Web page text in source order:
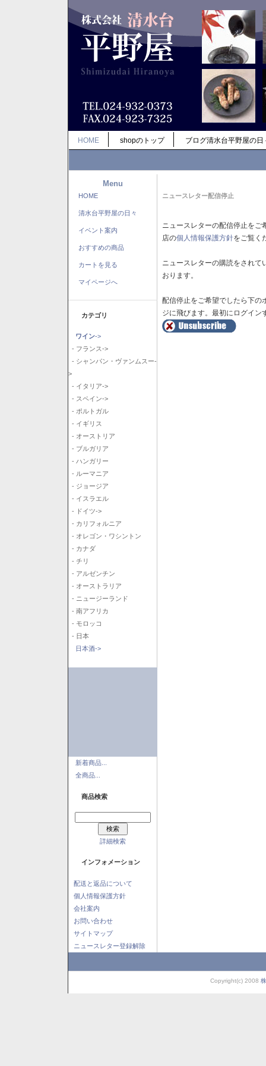
HOME shopのトップ ブログ清水台平野屋の日
Menu
HOME
清水台平野屋の日々
イベント案内
おすすめの商品
カートを見る
マイページへ
カテゴリ
ワイン->
- フランス->
- シャンパン・ヴァンムスー-
>
- イタリア->
- スペイン->
- ポルトガル
- イギリス
- オーストリア
- ブルガリア
- ハンガリー
- ルーマニア
- ジョージア
- イスラエル
- ドイツ->
- カリフォルニア
- オレゴン・ワシントン
- カナダ
- チリ
- アルゼンチン
- オーストラリア
- ニュージーランド
- 南アフリカ
- モロッコ
- 日本
日本酒->
新着商品...
全商品...
商品検索
詳細検索
インフォメーション
配送と返品について
個人情報保護方針
会社案内
お問い合わせ
サイトマップ
ニュースレター登録解除
ニュースレター配信停止
ニュースレターの配信停止を
店の個人情報保護方針をご覧く
ニュースレターの購読をされ
おります。
配信停止をご希望でしたら下の
ジに飛びます。最初にログイン
Copyright(c) 2008